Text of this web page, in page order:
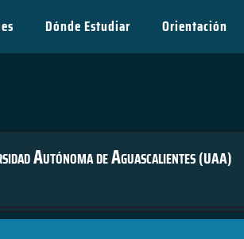
Dónde Estudiar Orientación
Autónoma de Aguascalientes(UAA)